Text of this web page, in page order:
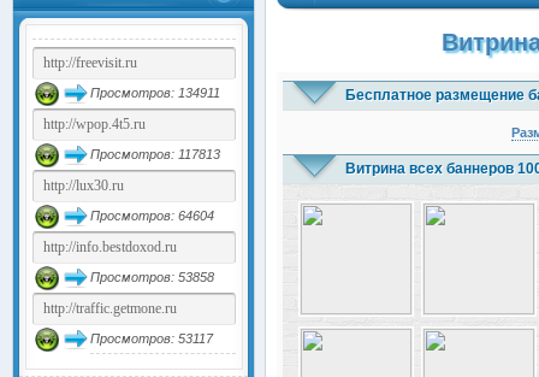
Просмотров: 134911
Просмотров: 117813
Просмотров: 64604
Просмотров: 53858
Просмотров: 53117
Бесплатное размещение
Витрина всех баннеров